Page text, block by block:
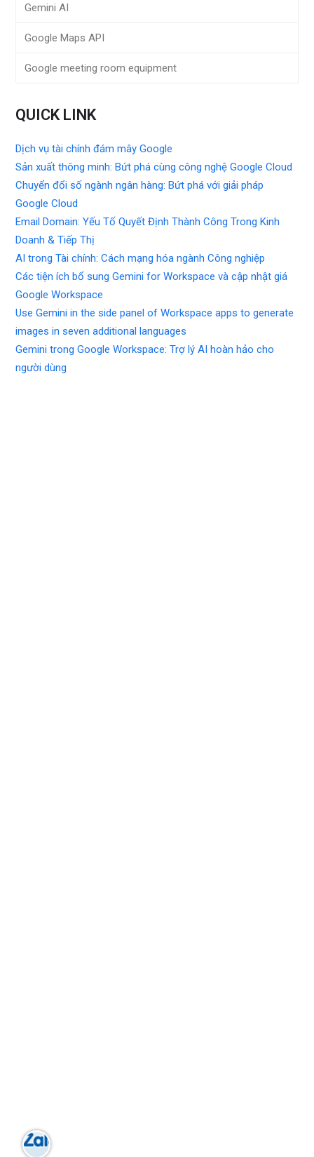
Gemini AI
Google Maps API
Google meeting room equipment
QUICK LINK
Dịch vụ tài chính đám mây Google
Sản xuất thông minh: Bứt phá cùng công nghệ Google Cloud
Chuyển đổi số ngành ngân hàng: Bứt phá với giải pháp
Google Cloud
Email Domain: Yếu Tố Quyết Định Thành Công Trong Kinh
Doanh & Tiếp Thị
AI trong Tài chính: Cách mạng hóa ngành Công nghiệp
Các tiện ích bổ sung Gemini for Workspace và cập nhật giá
Google Workspace
Use Gemini in the side panel of Workspace apps to generate
images in seven additional languages
Gemini trong Google Workspace: Trợ lý AI hoàn hảo cho
người dùng